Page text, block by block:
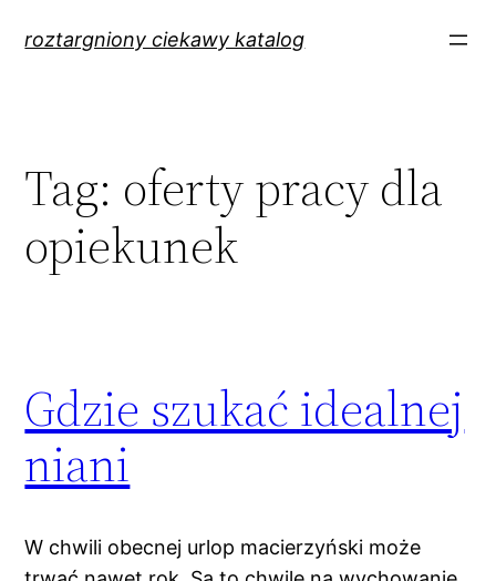
roztargniony ciekawy katalog
Tag: oferty pracy dla
opiekunek
Gdzie szukać idealnej
niani
W chwili obecnej urlop macierzyński może